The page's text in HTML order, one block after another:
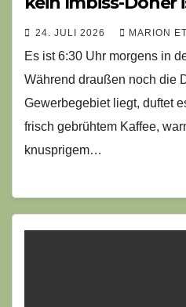
24. JULI 2026 MARION
Es ist 6:30 Uhr morgens in
Während draußen noch die
Gewerbegebiet liegt, duftet
frisch gebrühtem Kaffee,
knusprigem…